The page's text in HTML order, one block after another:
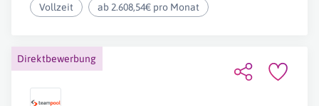
Vollzeit ab 2.608,54€ pro Monat
Direktbewerbung